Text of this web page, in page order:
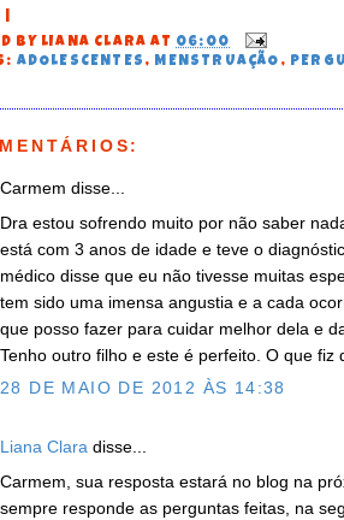
BY LIANA CLARA AT 06:00
ADOLESCENTES , MENSTRUAÇÃO ,
Carmem disse...
Dra estou sofrendo muito por não saber
está com 3 anos de idade e teve o
médico disse que eu não tivesse muitas
tem sido uma imensa angustia e a cada
que posso fazer para cuidar melhor dela e
Tenho outro filho e este é perfeito. O que
28 DE MAIO DE 2012 ÀS 14:38
Liana Clara disse...
Carmem, sua resposta estará no blog na
sempre responde as perguntas feitas, na